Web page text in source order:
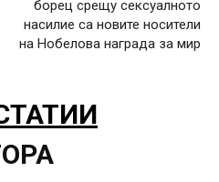
борец срещу сексуалното
насилие са новите носители
на Нобелова награда за мир